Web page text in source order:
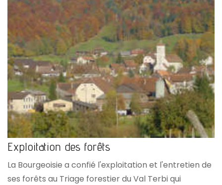
Exploitation des forêts
La Bourgeoisie a confié l'exploitation et l'entretien de
ses forêts au Triage forestier du Val Terbi qui